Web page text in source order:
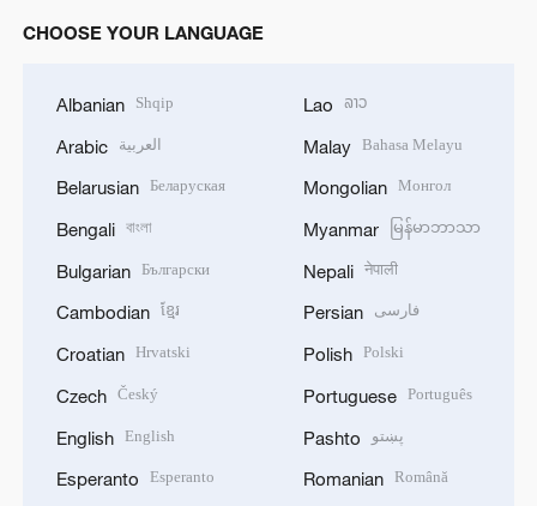
CHOOSE YOUR LANGUAGE
Albanian Shqip
Arabic العربية
Belarusian Беларуская
Bengali বাংলা
Bulgarian Български
Cambodian ខ្មែរ
Croatian Hrvatski
Czech Český
English English
Esperanto Esperanto
Lao ລາວ
Malay Bahasa Melayu
Mongolian Монгол
Myanmar မြန်မာဘာသာ
Nepali नेपाली
Persian فارسی
Polish Polski
Portuguese Português
Pashto پښتو
Romanian Română